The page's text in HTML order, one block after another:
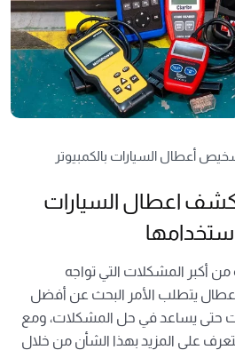
أعطال السيارات بالكمبيوتر
اعطال السيارات
أكبر المشكلات التي تواجه
يتطلب الأمر البحث عن أفضل
حتى يساعد في حل المشكلات، ومع
على المزيد بهذا الشأن من خلال